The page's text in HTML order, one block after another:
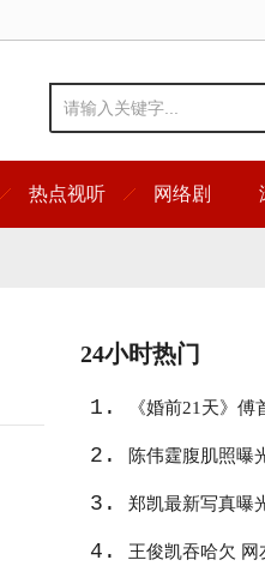
热点视听 网络剧
24小时热门
1. 《婚前21天》
2. 陈伟霆腹肌照曝
3. 郑凯最新写真曝
4. 王俊凯吞哈欠